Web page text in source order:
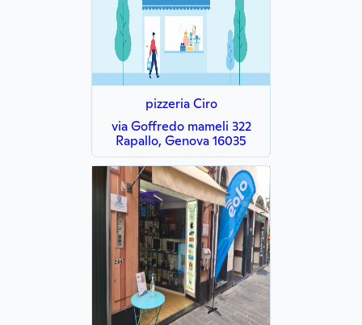
pizzeria Ciro
via Goffredo mameli 322
Rapallo, Genova 16035